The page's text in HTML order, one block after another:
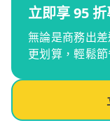
立即享 95
無論是商務出
更划算，輕鬆節